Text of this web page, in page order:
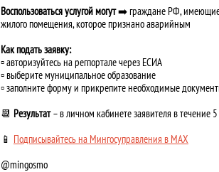
Воспользоваться услугой могут➡️ граждане РФ, имеющие
жилого помещения, которое признано аварийным
Как подать заявку:
▫️ авторизуйтесь на регпортале через ЕСИА
▫️ выберите муниципальное образование
▫️ заполните форму и прикрепите необходимые
📆 Результат– в личном кабинете заявителя в течение
📱 Подписывайтесь на Мингосуправления в MAX
@mingosmo